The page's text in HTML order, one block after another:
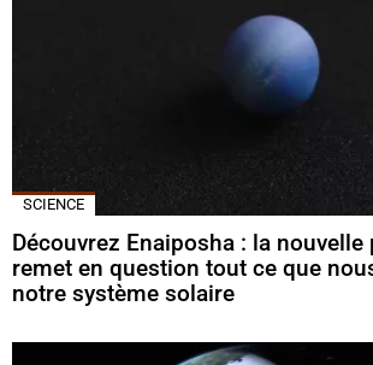
SCIENCE
Découvrez Enaiposha : la nouvelle
remet en question tout ce que
notre système solaire